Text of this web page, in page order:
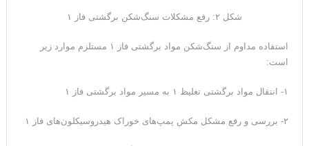
شکل ۲: رفع مشکلات سنگ‌شکن برگشتی فاز ۱
استفاده مداوم از سنگ‌شکن مواد برگشتی فاز ۱ مستلزم موارد زیر
است:
۱- انتقال مواد برگشتی تغلیظ ۱ به مسیر مواد برگشتی فاز ۱
۲- بررسی و رفع مشکل مکش پمپ‌های خوراک هیدروسیکلون‌های فاز ۱